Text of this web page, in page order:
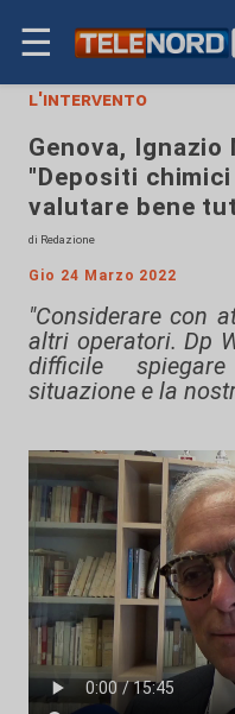
☰
l'intervento
Genova, Ignazio
"Depositi
valutare bene
di Redazione
Gio 24 Marzo 2022
"Considerare con
altri operatori. Dp
difficile
situazione e la